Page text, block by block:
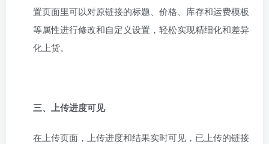
置页面里可以对原链接的标题、价格、库存和运费模板
等属性进行修改和自定义设置，轻松实现精细化和差异
化上货。
三、上传进度可见
在上传页面，上传进度和结果实时可见，已上传的链接